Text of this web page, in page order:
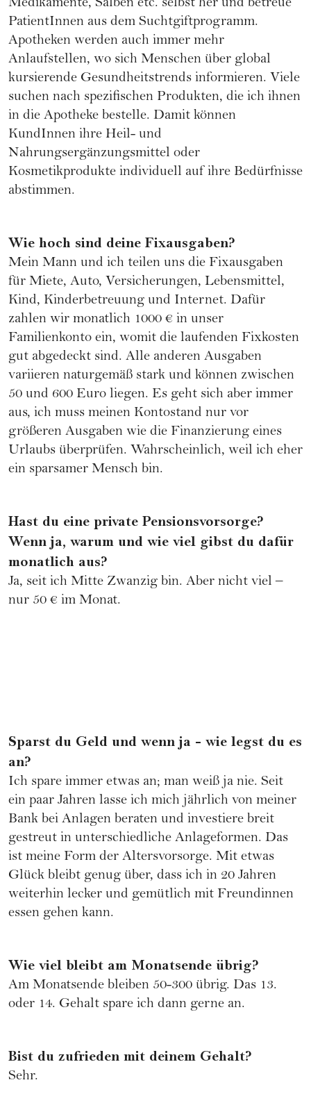
Medikamente, Salben etc. selbst her und betreue
PatientInnen aus dem Suchtgiftprogramm.
Apotheken werden auch immer mehr
Anlaufstellen, wo sich Menschen über global
kursierende Gesundheitstrends informieren. Viele
suchen nach spezifischen Produkten, die ich ihnen
in die Apotheke bestelle. Damit können
KundInnen ihre Heil- und
Nahrungsergänzungsmittel oder
Kosmetikprodukte individuell auf ihre Bedürfnisse
abstimmen.
Wie hoch sind deine Fixausgaben?
Mein Mann und ich teilen uns die Fixausgaben
für Miete, Auto, Versicherungen, Lebensmittel,
Kind, Kinderbetreuung und Internet. Dafür
zahlen wir monatlich 1000 € in unser
Familienkonto ein, womit die laufenden Fixkosten
gut abgedeckt sind. Alle anderen Ausgaben
variieren naturgemäß stark und können zwischen
50 und 600 Euro liegen. Es geht sich aber immer
aus, ich muss meinen Kontostand nur vor
größeren Ausgaben wie die Finanzierung eines
Urlaubs überprüfen. Wahrscheinlich, weil ich eher
ein sparsamer Mensch bin.
Hast du eine private Pensionsvorsorge?
Wenn ja, warum und wie viel gibst du dafür
monatlich aus?
Ja, seit ich Mitte Zwanzig bin. Aber nicht viel –
nur 50 € im Monat.
Sparst du Geld und wenn ja - wie legst du es
an?
Ich spare immer etwas an; man weiß ja nie. Seit
ein paar Jahren lasse ich mich jährlich von meiner
Bank bei Anlagen beraten und investiere breit
gestreut in unterschiedliche Anlageformen. Das
ist meine Form der Altersvorsorge. Mit etwas
Glück bleibt genug über, dass ich in 20 Jahren
weiterhin lecker und gemütlich mit Freundinnen
essen gehen kann.
Wie viel bleibt am Monatsende übrig?
Am Monatsende bleiben 50-300 übrig. Das 13.
oder 14. Gehalt spare ich dann gerne an.
Bist du zufrieden mit deinem Gehalt?
Sehr.